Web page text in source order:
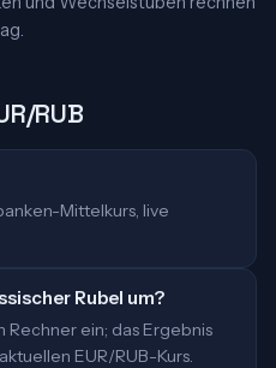
RUB
Mittelkurs, live
Rubel um?
ein; das Ergebnis
EUR/RUB-Kurs.